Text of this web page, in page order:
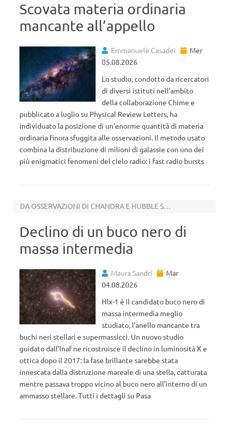
Scovata materia ordinaria
mancante all’appello
Emmanuele Casadei
Mer
05.08.2026
Lo studio, condotto da ricercatori
di diversi istituti nell’ambito
della collaborazione Chime e
pubblicato a luglio su Physical Review Letters, ha
individuato la posizione di un’enorme quantità di materia
ordinaria finora sfuggita alle osservazioni. Il metodo usato
combina la distribuzione di milioni di galassie con uno dei
più enigmatici fenomeni del cielo radio: i fast radio bursts
DA OSSERVAZIONI DI CHANDRA E HUBBLE SPACE TELESCOPE
Declino di un buco nero di
massa intermedia
Maura Sandri
Mar
04.08.2026
Hlx-1 è il candidato buco nero di
massa intermedia meglio
studiato, l’anello mancante tra
buchi neri stellari e supermassicci. Un nuovo studio
guidato dall’Inaf ne ricostruisce il declino in luminosità X e
ottica dopo il 2017: la fase brillante sarebbe stata
innescata dalla distruzione mareale di una stella, catturata
mentre passava troppo vicino al buco nero all’interno di un
ammasso stellare. Tutti i dettagli su Pasa